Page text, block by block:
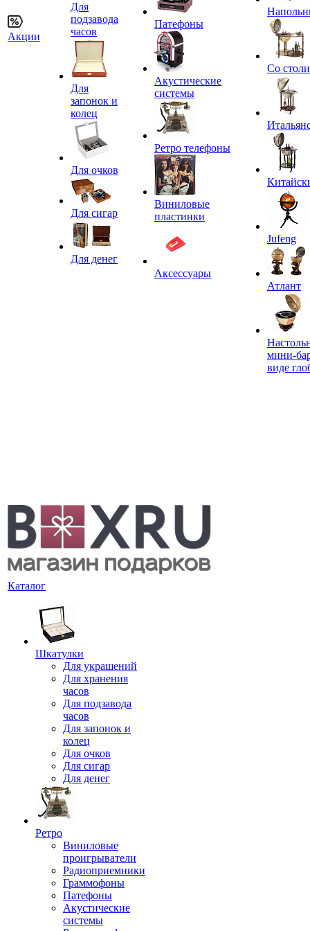
Акции
Для
подзавода
часов
Для
запонок и
колец
Для очков
Для сигар
Для денег
Патефоны
Акустические
системы
Ретро телефоны
Виниловые
пластинки
Аксессуары
Со
Jufeng
Атлант
мини-
виде
Каталог
Шкатулки
Для украшений
Для хранения
часов
Для подзавода
часов
Для запонок и
колец
Для очков
Для сигар
Для денег
Ретро
Виниловые
проигрыватели
Радиоприемники
Граммофоны
Патефоны
Акустические
системы